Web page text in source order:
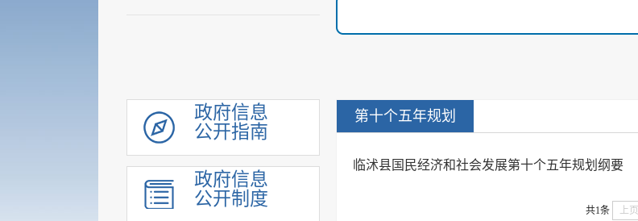
政府信息
公开指南
政府信息
公开制度
领导信息
机构职能
履职依据
第十个五年规划
临沭县国民经济和社会发展第十个五年规划纲要
共1条 上页